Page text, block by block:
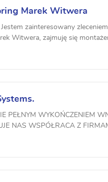
Marek Witwera
zainteresowany
Witwera, zajmuję się
PEŁNYM WYKOŃCZENIEM
NAS WSPÓŁRACA Z